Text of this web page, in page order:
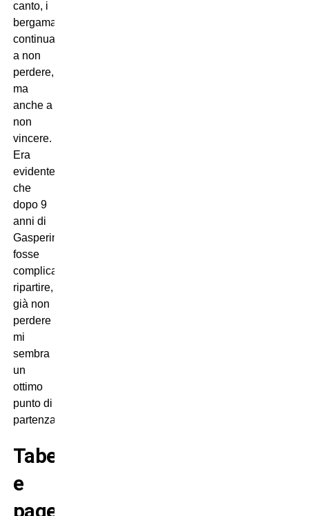
canto, i
bergamaschi
continuano
a non
perdere,
ma
anche a
non
vincere.
Era
evidente
che
dopo 9
anni di
Gasperini
fosse
complicato
ripartire,
già non
perdere
mi
sembra
un
ottimo
punto di
partenza.
Tabellino
e
pagelle